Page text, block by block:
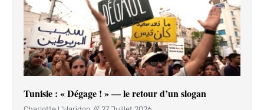
Tunisie : « Dégage ! » — le retour d’un slogan